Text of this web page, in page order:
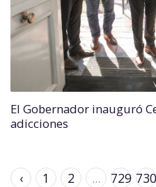
El Gobernador inauguró
adicciones
‹ 1 2 ... 729 730